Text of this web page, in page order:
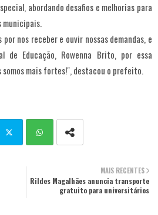
abordando desafios e melhorias para
municipais.
nos receber e ouvir nossas demandas, e
de Educação, Rowenna Brito, por essa
mais fortes!", destacou o prefeito.
tsa
MAIS RECENTES
Rildes Magalhães anuncia transporte
gratuito para universitários